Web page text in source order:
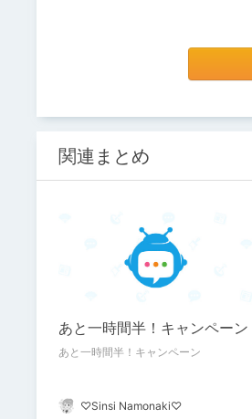
関連まとめ
あと一時間半！キャンペーン
あと一時間半！キャンペーン
♡Sinsi Namonaki♡